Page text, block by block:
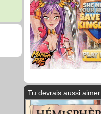
Tu devrais aussi aimer